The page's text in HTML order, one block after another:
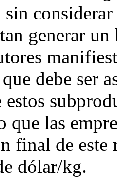
sin
generar
debe ser
estos
que las
final de este
dólar/kg.